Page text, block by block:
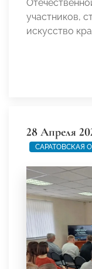
участников,
искусство
28 Апреля
САРАТОВСКАЯ